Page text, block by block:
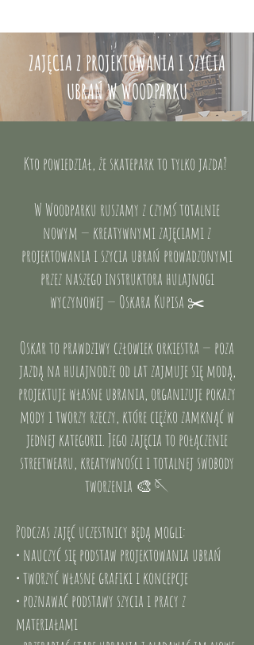
ZAJĘCIA Z PROJEKTOWANIA I SZYCIA
UBRAŃ W WOODPARKU
Kto powiedział, że skatepark to tylko jazda?
W Woodparku ruszamy z czymś totalnie
nowym — kreatywnymi zajęciami z
projektowania i szycia ubrań prowadzonymi
przez naszego instruktora hulajnogi
wyczynowej — Oskara Kupisa ✂️
Oskar to prawdziwy człowiek orkiestra — poza
jazdą na hulajnodze od lat zajmuje się modą,
projektuje własne ubrania, organizuje pokazy
mody i tworzy rzeczy, które ciężko zamknąć w
jednej kategorii. Jego zajęcia to połączenie
streetwearu, kreatywności i totalnej swobody
tworzenia 🎨🪡
Podczas zajęć uczestnicy będą mogli:
• nauczyć się podstaw projektowania ubrań
• tworzyć własne grafiki i koncepcje
• poznawać podstawy szycia i pracy z
materiałami